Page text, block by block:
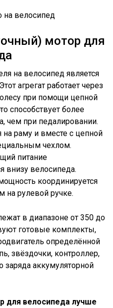
на велосипед
мотор для
на велосипед является
агрегат работает через
при помощи цепной
способствует более
чем при педалировании.
раму и вместе с цепной
чехлом.
питание
внизу велосипеда.
координируется
на рулевой ручке.
в диапазоне от 350 до
готовые комплекты,
определённой
звёздочки, контроллер,
заряда аккумуляторной
для велосипеда лучше